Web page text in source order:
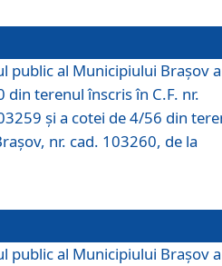
public al Municipiului Braşov a
terenul înscris în C.F. nr.
și a cotei de 4/56 din
nr. cad. 103260, de la
public al Municipiului Braşov a